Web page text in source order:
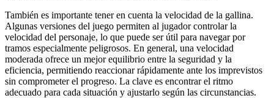
También es importante tener en cuenta la velocidad de la gallina.
Algunas versiones del juego permiten al jugador controlar la
velocidad del personaje, lo que puede ser útil para navegar por
tramos especialmente peligrosos. En general, una velocidad
moderada ofrece un mejor equilibrio entre la seguridad y la
eficiencia, permitiendo reaccionar rápidamente ante los imprevistos
sin comprometer el progreso. La clave es encontrar el ritmo
adecuado para cada situación y ajustarlo según las circunstancias.